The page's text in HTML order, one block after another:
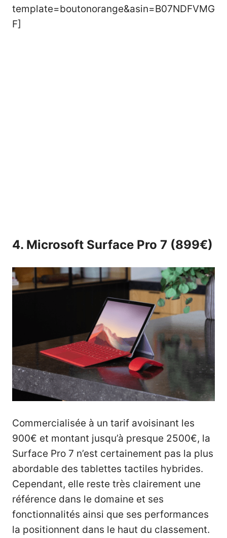
template=boutonorange&asin=B07NDFVMG
F]
4. Microsoft Surface Pro 7 (899€)
Commercialisée à un tarif avoisinant les
900€ et montant jusqu’à presque 2500€, la
Surface Pro 7 n’est certainement pas la plus
abordable des tablettes tactiles hybrides.
Cependant, elle reste très clairement une
référence dans le domaine et ses
fonctionnalités ainsi que ses performances
la positionnent dans le haut du classement.